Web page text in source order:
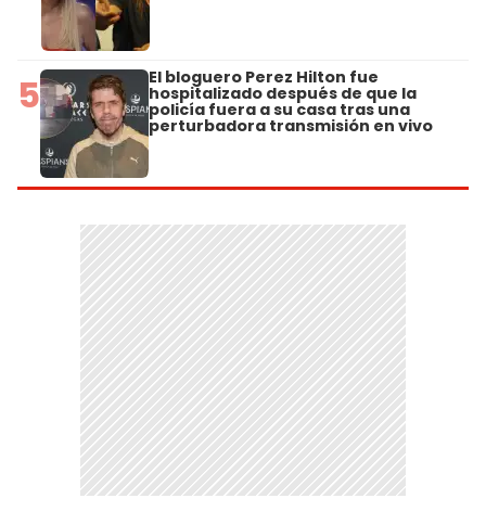
5 El bloguero Perez Hilton fue
hospitalizado después de que la
policía fuera a su casa tras una
perturbadora transmisión en vivo